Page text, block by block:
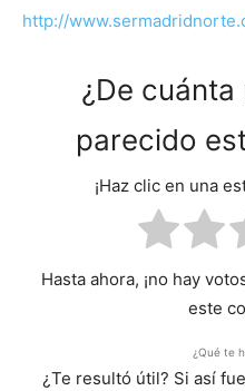
http://
¿De
parecido
¡Haz clic en una
Hasta ahora, ¡no hay
este
¿Qué te
¿Te resultó útil? Si así